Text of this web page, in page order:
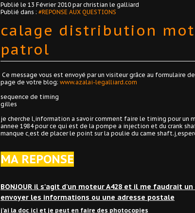
Publié le 13 Février 2010 par christian le galliard
Publié dans : #REPONSE AUX QUESTIONS
calage distribution
patrol
Ce message vous est envoyé par un visiteur grâce au formulaire
page de votre blog: www.azalai-legalliard.com
sequence de timing
gilles
je cherche l,information a savoir comment faire le timing pour un
annee 1984 pour ce qui est de la pompe a injection et du crank
manque c,est de placer le point sur la poulie du came
MA REPONSE
BONJOUR il s'agit d'un moteur A428 et il me faudrait
envoyer les informations ou une adresse postale
j'ai la doc ici et je peut en faire des photocopies